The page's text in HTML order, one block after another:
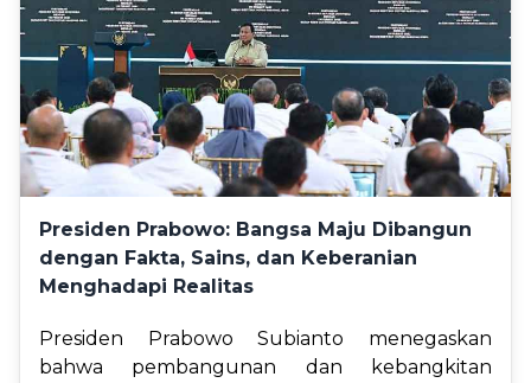
Presiden Prabowo: Bangsa Maju Dibangun
dengan Fakta, Sains, dan Keberanian
Menghadapi Realitas
Presiden Prabowo Subianto menegaskan
bahwa pembangunan dan kebangkitan